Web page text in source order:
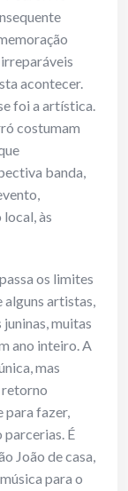
acontecer.
foi a artística.
costumam
banda,
às
os limites
alguns artistas,
muitas
ano inteiro. A
mas
retorno
para fazer,
É
João de casa,
para o